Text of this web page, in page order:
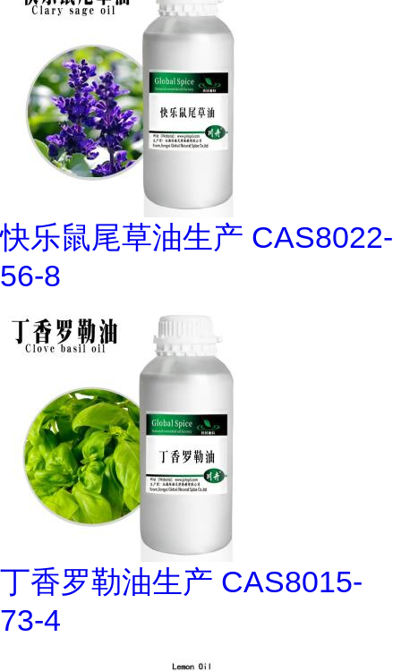
快乐鼠尾草油生产 CAS8022-
56-8
丁香罗勒油生产 CAS8015-
73-4